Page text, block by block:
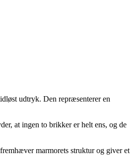
udtryk. Den repræsenterer en
at ingen to brikker er helt ens, og de
marmorets struktur og giver et